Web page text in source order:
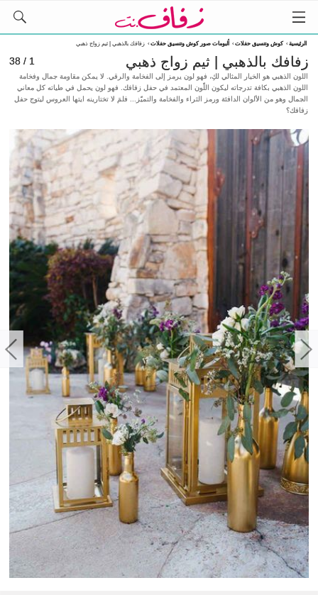
الرئيسية› كوش وتنسيق حفلات› ألبومات صور كوش وتنسيق حفلات› زفافك بالذهبي | ثيم زواج ذهبي
زفافك بالذهبي | ثيم زواج ذهبي 1 / 38
اللون الذهبي هو الخيار المثالي لكِ، فهو لون يرمز إلى الفخامة والرقي. لا يمكن مقاومة جمال وفخامة
اللون الذهبي بكافة تدرجاته ليكون اللّون المعتمد في حفل زفافك. فهو لون يحمل في طياته كل معاني
الجمال وهو من الألوان الدافئة ورمز الثراء والفخامة والتميّز... فلمَ لا تختارينه ايتها العروس ليتوج حفل
زفافك؟